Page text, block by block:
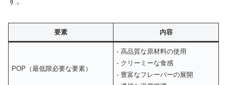
要素 内容
POP（最低限必要な要素）
- 高品質な原材料の使用
- クリーミーな食感
- 豊富なフレーバーの展開